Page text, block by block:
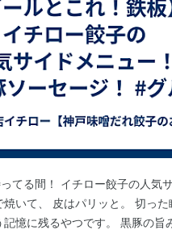
てる間！ イチロー餃子の人気
いて、 皮はパリッと。 切っ
憶に残るやつです。 黒豚の旨